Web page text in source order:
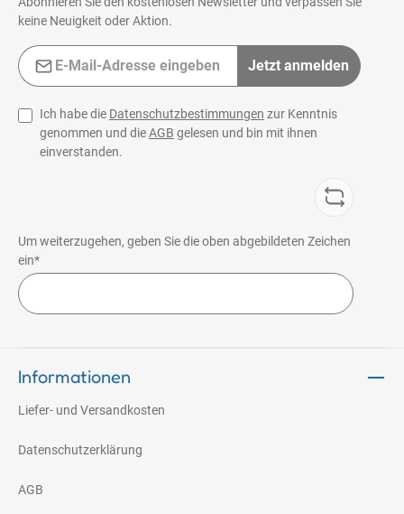
keine Neuigkeit oder Aktion.
E-Mail-Adresse*
Jetzt anmelden
Ich habe die Datenschutzbestimmungen zur Kenntnis
genommen und dieAGB gelesen und bin mit ihnen
einverstanden.
Um weiterzugehen, geben Sie die oben abgebildeten Zeichen
ein*
Informationen
Liefer- und Versandkosten
Datenschutzerklärung
AGB